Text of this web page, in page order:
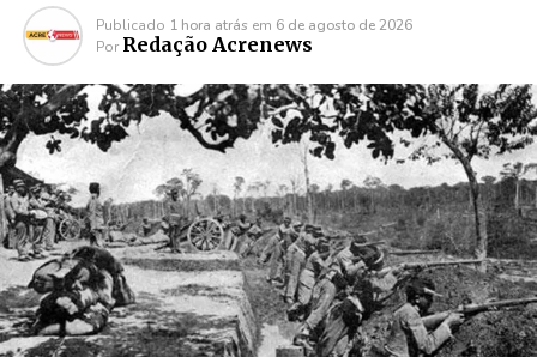
Publicado 1 hora atrás em 6 de agosto de 2026
Por Redação Acrenews